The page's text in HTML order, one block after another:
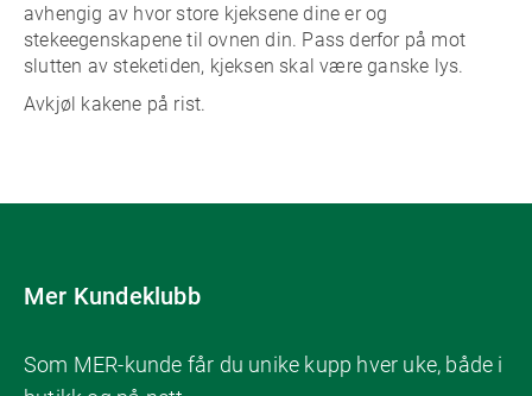
avhengig av hvor store kjeksene dine er og
stekeegenskapene til ovnen din. Pass derfor på mot
slutten av steketiden, kjeksen skal være ganske lys.
Avkjøl kakene på rist.
Mer Kundeklubb
Som MER-kunde får du unike kupp hver uke, både i